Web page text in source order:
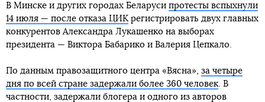
В Минске и других городах Беларуси протесты вспыхнули
14 июля — после отказа ЦИК регистрировать двух главных
конкурентов Александра Лукашенко на выборах
президента — Виктора Бабарико и Валерия Цепкало.
По данным правозащитного центра «Вясна», за четыре
дня по всей стране задержали более 360 человек . В
частности, задержали блогера и одного из авторов